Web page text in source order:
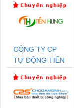
CÔNG TY CP
TỰ ĐỘNG TIẾN